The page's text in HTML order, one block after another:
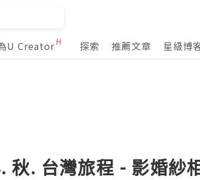
U Creator 探索 推薦文章 星級博
秋. 台灣旅程 - 影婚紗